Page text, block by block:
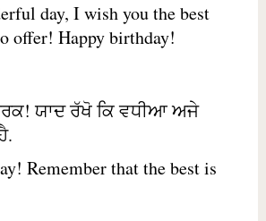
day, I wish you the best
offer! Happy birthday!
ਯਾਦ ਰੱਖੋ ਕਿ ਵਧੀਆ ਅਜੇ
Remember that the best is